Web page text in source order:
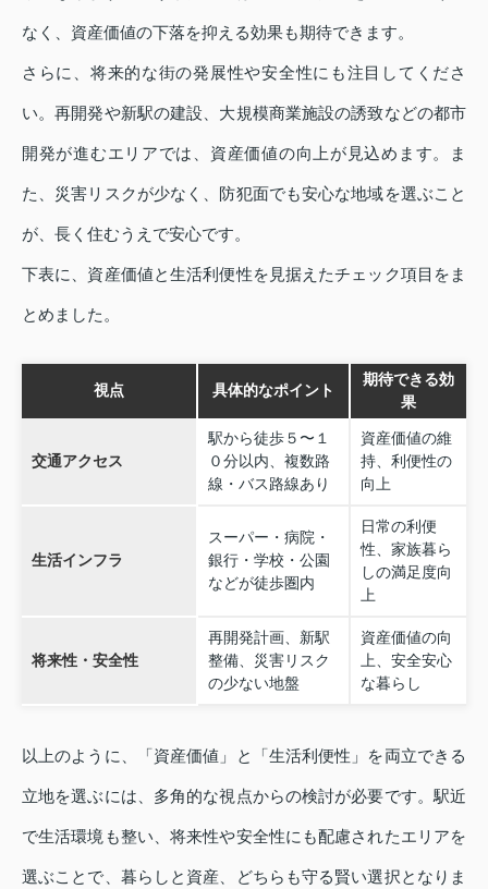
なく、資産価値の下落を抑える効果も期待できます。
さらに、将来的な街の発展性や安全性にも注目してくださ
い。再開発や新駅の建設、大規模商業施設の誘致などの都市
開発が進むエリアでは、資産価値の向上が見込めます。ま
た、災害リスクが少なく、防犯面でも安心な地域を選ぶこと
が、長く住むうえで安心です。
下表に、資産価値と生活利便性を見据えたチェック項目をま
とめました。
視点 具体的なポイント
期待できる効
果
交通アクセス
駅から徒歩５〜１
０分以内、複数路
線・バス路線あり
資産価値の維
持、利便性の
向上
生活インフラ
スーパー・病院・
銀行・学校・公園
などが徒歩圏内
日常の利便
性、家族暮ら
しの満足度向
上
将来性・安全性
再開発計画、新駅
整備、災害リスク
の少ない地盤
資産価値の向
上、安全安心
な暮らし
以上のように、「資産価値」と「生活利便性」を両立できる
立地を選ぶには、多角的な視点からの検討が必要です。駅近
で生活環境も整い、将来性や安全性にも配慮されたエリアを
選ぶことで、暮らしと資産、どちらも守る賢い選択となりま